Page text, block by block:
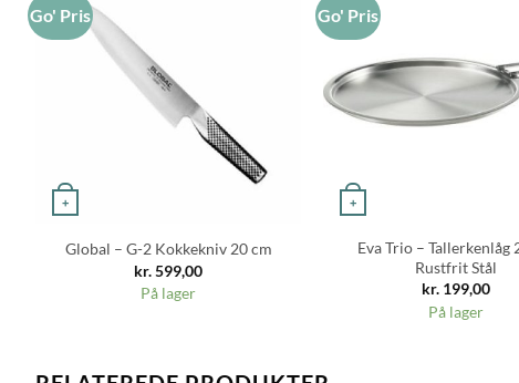
Go' Pris
+
Global – G-2 Kokkekniv 20 cm
kr.599,00
På lager
Go' Pris
+
Eva Trio – Tallerkenlåg
Rustfrit Stål
kr. 199,00
På lager